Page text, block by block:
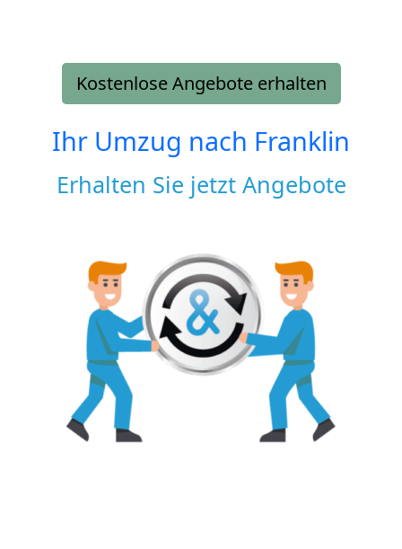
Kostenlose Angebote erhalten
Ihr Umzug nach Franklin
Erhalten Sie jetzt Angebote